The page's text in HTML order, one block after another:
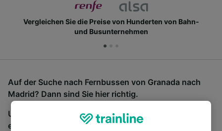
Vergleichen Sie die Preise von Hunderten von Bahn-
und Busunternehmen
Auf der Suche nach Fernbussen von Granada nach
Madrid? Dann sind Sie hier richtig.
Um Bustickets zu finden, starten Sie einfach oben
eine Suche und wir vergleichen Fahrtzeiten und